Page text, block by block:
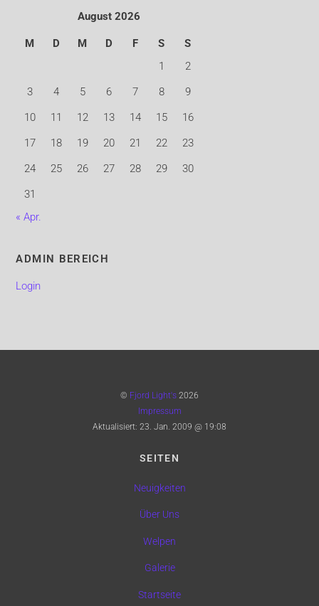
August 2026
M D M D F S
S
1
2
3
4 5 6 7 8
9
10
11 12 13 14 15
16
17
18 19 20 21 22
23
24
25 26 27 28 29
30
31
« Apr.
ADMIN BEREICH
Login
© Fjord Light's 2026
Impressum
Aktualisiert: 23. Jan. 2009 @ 19:08
SEITEN
Neuigkeiten
Über Uns
Welpen
Galerie
Startseite